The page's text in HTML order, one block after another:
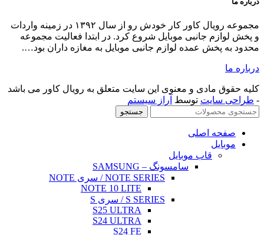
کاور کار خودش رو از سال ۱۳۹۲ در زمینه واردات
مجموعه
بود….
کاور می باشد